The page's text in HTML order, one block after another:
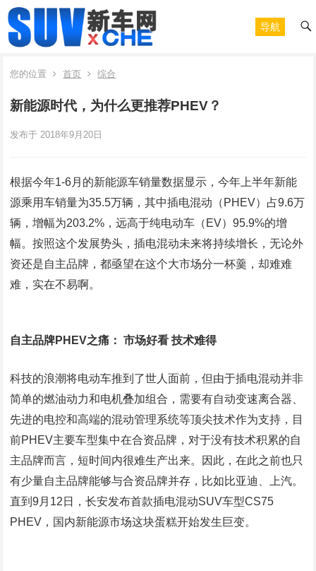
导航
您的位置 首页 综合
新能源时代，为什么更推荐PHEV？
发布于 2018年9月20日
根据今年1-6月的新能源车销量数据显示，今年上半年新能
源乘用车销量为35.5万辆，其中插电混动（PHEV）占9.6万
辆，增幅为203.2%，远高于纯电动车（EV）95.9%的增
幅。按照这个发展势头，插电混动未来将持续增长，无论外
资还是自主品牌，都亟望在这个大市场分一杯羹，却难难
难，实在不易啊。
自主品牌PHEV之痛： 市场好看 技术难得
科技的浪潮将电动车推到了世人面前，但由于插电混动并非
简单的燃油动力和电机叠加组合，需要有自动变速离合器、
先进的电控和高端的混动管理系统等顶尖技术作为支持，目
前PHEV主要车型集中在合资品牌，对于没有技术积累的自
主品牌而言，短时间内很难生产出来。因此，在此之前也只
有少量自主品牌能够与合资品牌并存，比如比亚迪、上汽。
直到9月12日，长安发布首款插电混动SUV车型CS75
PHEV，国内新能源市场这块蛋糕开始发生巨变。